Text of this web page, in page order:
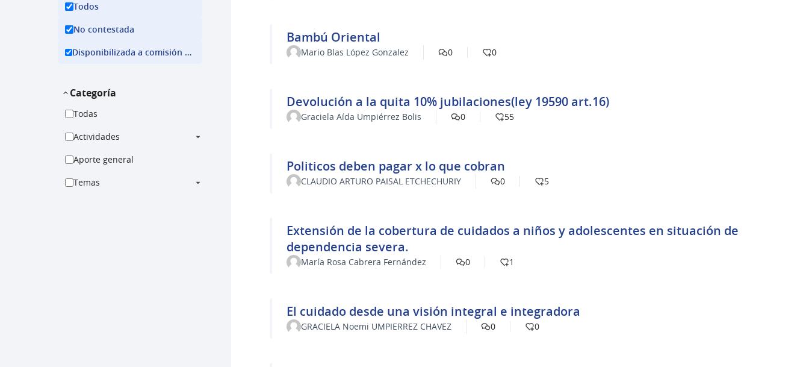
Todos
No contestada
Disponibilizada a comisión ejecutiva
Categoría
Todas
Actividades
Aporte general
Temas
Bambú Oriental
Mario Blas López Gonzalez 0 0
Devolución a la quita 10% jubilaciones(ley 19590 art.16)
Graciela Aída Umpiérrez Bolis 0 55
Politicos deben pagar x lo que cobran
CLAUDIO ARTURO PAISAL ETCHECHURIY 0 5
Extensión de la cobertura de cuidados a niños y adolescentes en situación de
dependencia severa.
María Rosa Cabrera Fernández 0 1
El cuidado desde una visión integral e integradora
GRACIELA Noemi UMPIERREZ CHAVEZ 0 0